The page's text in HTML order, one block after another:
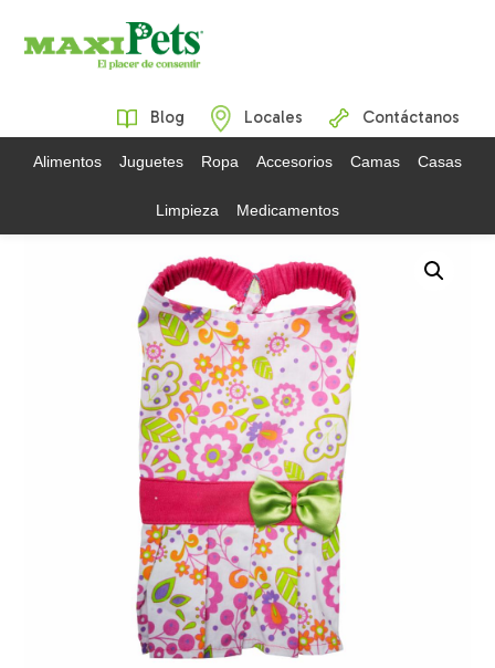
Blog Locales Contáctanos
Alimentos Juguetes Ropa Accesorios Camas Casas
Limpieza Medicamentos